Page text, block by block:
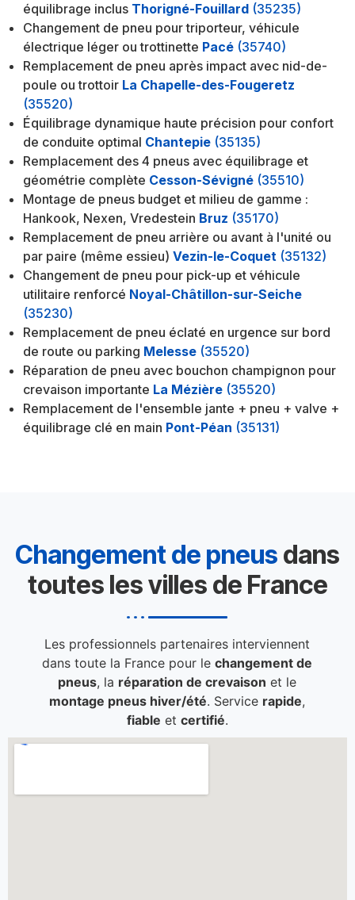
équilibrage inclus Thorigné-Fouillard (35235)
Changement de pneu pour triporteur, véhicule
électrique léger ou trottinette Pacé (35740)
Remplacement de pneu après impact avec nid-de-
poule ou trottoir La Chapelle-des-Fougeretz
(35520)
Équilibrage dynamique haute précision pour confort
de conduite optimal Chantepie (35135)
Remplacement des 4 pneus avec équilibrage et
géométrie complète Cesson-Sévigné (35510)
Montage de pneus budget et milieu de gamme :
Hankook, Nexen, Vredestein Bruz (35170)
Remplacement de pneu arrière ou avant à l'unité ou
par paire (même essieu) Vezin-le-Coquet (35132)
Changement de pneu pour pick-up et véhicule
utilitaire renforcé Noyal-Châtillon-sur-Seiche
(35230)
Remplacement de pneu éclaté en urgence sur bord
de route ou parking Melesse (35520)
Réparation de pneu avec bouchon champignon pour
crevaison importante La Mézière (35520)
Remplacement de l'ensemble jante + pneu + valve +
équilibrage clé en main Pont-Péan (35131)
Changement de pneus dans
toutes les villes de France
Les professionnels partenaires interviennent
dans toute la France pour lechangement de
pneus, la réparation de crevaison et le
montage pneus hiver/été. Service rapide,
fiable et certifié.